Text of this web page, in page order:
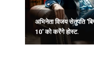
अभिनेता विजय सेतुपति
10' को करेंगे होस्ट.